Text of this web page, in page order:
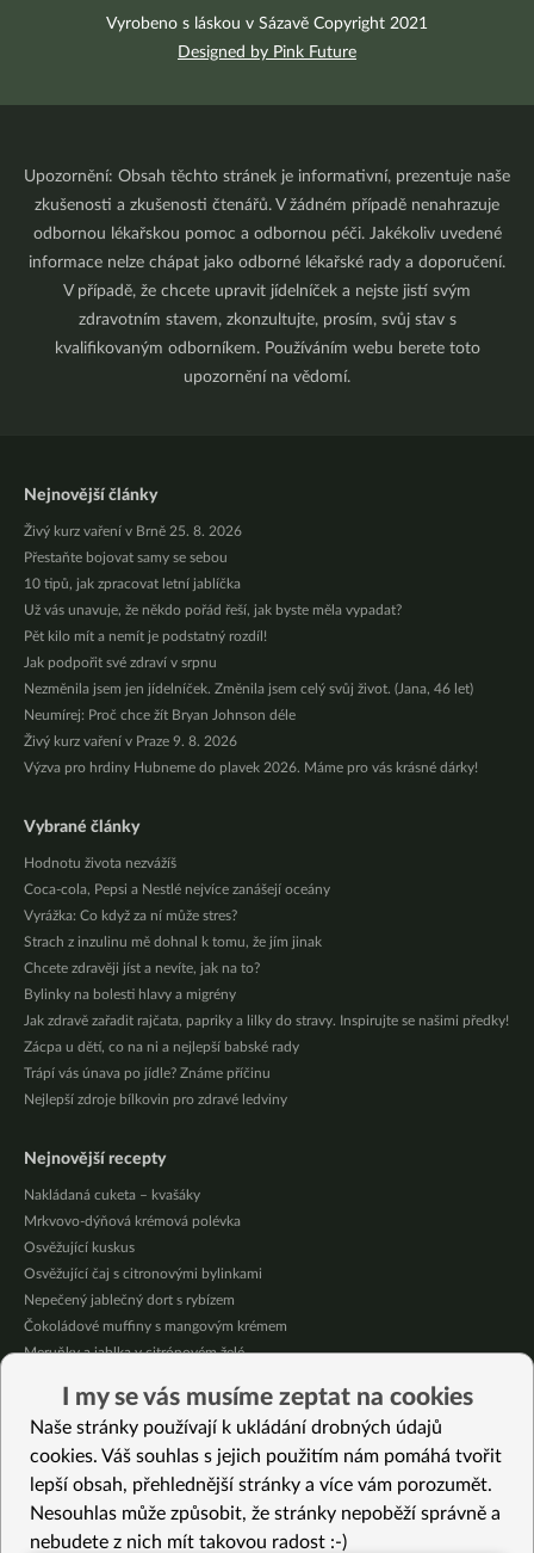
Vyrobeno s láskou v Sázavě Copyright 2021
Designed by Pink Future
Upozornění: Obsah těchto stránek je informativní, prezentuje naše
zkušenosti a zkušenosti čtenářů. V žádném případě nenahrazuje
odbornou lékařskou pomoc a odbornou péči. Jakékoliv uvedené
informace nelze chápat jako odborné lékařské rady a doporučení.
V případě, že chcete upravit jídelníček a nejste jistí svým
zdravotním stavem, zkonzultujte, prosím, svůj stav s
kvalifikovaným odborníkem. Používáním webu berete toto
upozornění na vědomí.
Nejnovější články
Živý kurz vaření v Brně 25. 8. 2026
Přestaňte bojovat samy se sebou
10 tipů, jak zpracovat letní jablíčka
Už vás unavuje, že někdo pořád řeší, jak byste měla vypadat?
Pět kilo mít a nemít je podstatný rozdíl!
Jak podpořit své zdraví v srpnu
Nezměnila jsem jen jídelníček. Změnila jsem celý svůj život. (Jana, 46 let)
Neumírej: Proč chce žít Bryan Johnson déle
Živý kurz vaření v Praze 9. 8. 2026
Výzva pro hrdiny Hubneme do plavek 2026. Máme pro vás krásné dárky!
Vybrané články
Hodnotu života nezvážíš
Coca-cola, Pepsi a Nestlé nejvíce zanášejí oceány
Vyrážka: Co když za ní může stres?
Strach z inzulinu mě dohnal k tomu, že jím jinak
Chcete zdravěji jíst a nevíte, jak na to?
Bylinky na bolesti hlavy a migrény
Jak zdravě zařadit rajčata, papriky a lilky do stravy. Inspirujte se našimi předky!
Zácpa u dětí, co na ni a nejlepší babské rady
Trápí vás únava po jídle? Známe příčinu
Nejlepší zdroje bílkovin pro zdravé ledviny
Nejnovější recepty
Nakládaná cuketa – kvašáky
Mrkvovo-dýňová krémová polévka
Osvěžující kuskus
Osvěžující čaj s citronovými bylinkami
Nepečený jablečný dort s rybízem
Čokoládové muffiny s mangovým krémem
Meruňky a jablka v citrónovém želé
Celozrnná rýže basmati se zeleninou
Citrónové muffiny s borůvkovým krémem
Vybrané recepty
Krémová květáková polévka s batátem
I my se vás musíme zeptat na cookies
Naše stránky používají k ukládání drobných údajů
cookies. Váš souhlas s jejich použitím nám pomáhá tvořit
lepší obsah, přehlednější stránky a více vám porozumět.
Nesouhlas může způsobit, že stránky nepoběží správně a
nebudete z nich mít takovou radost :-)